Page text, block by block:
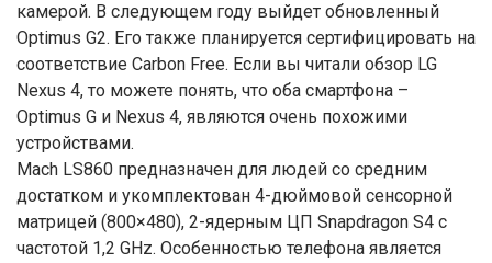
камерой. В следующем году выйдет обновленный
Optimus G2. Его также планируется сертифицировать на
соответствие Carbon Free. Если вы читали обзор LG
Nexus 4, то можете понять, что оба смартфона –
Optimus G и Nexus 4, являются очень похожими
устройствами.
Mach LS860 предназначен для людей со средним
достатком и укомплектован 4-дюймовой сенсорной
матрицей (800×480), 2-ядерным ЦП Snapdragon S4 с
частотой 1,2 GHz. Особенностью телефона является